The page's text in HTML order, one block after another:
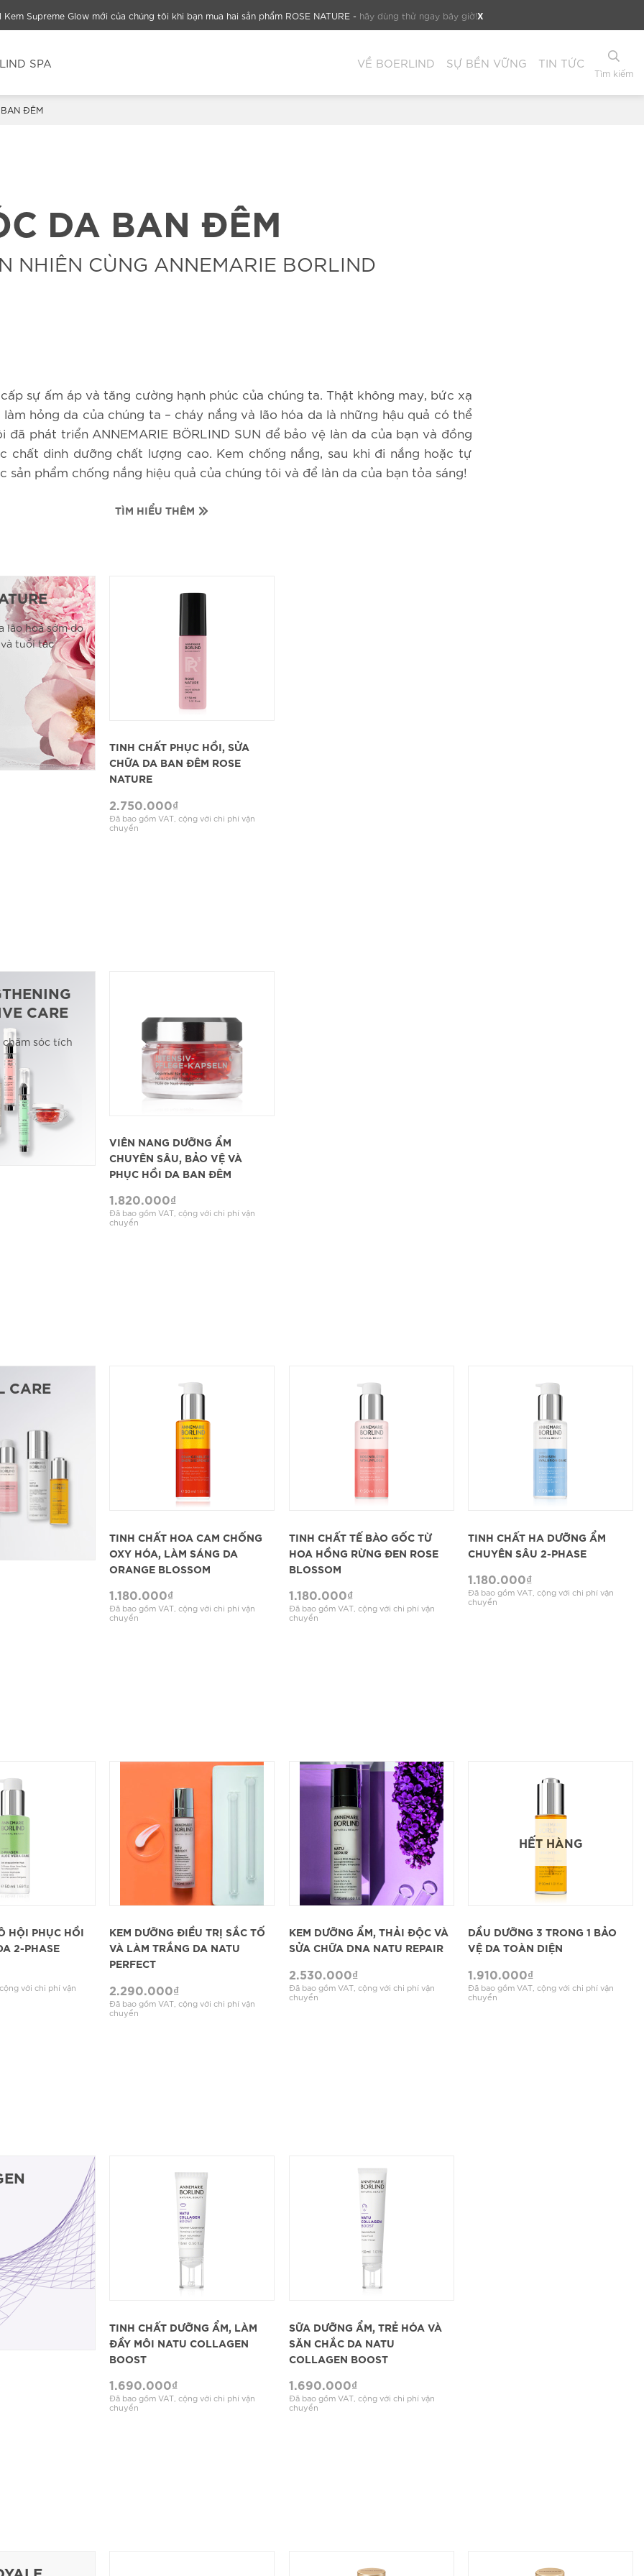
Supreme Glow mới của chúng tôi khi bạn mua hai sản phẩm ROSE NATURE - hãy dùng thử ngay bây giờ!X
SPA VỀ BOERLIND SỰ BỀN VỮNG TIN TỨC
Tìm kiếm
ĐÊM
DA BAN ĐÊM
NHIÊN CÙNG ANNEMARIE BORLIND
sự ấm áp và tăng cường hạnh phúc của chúng ta. Thật không may, bức xạ
hỏng da của chúng ta – cháy nắng và lão hóa da là những hậu quả có thể
đã phát triển ANNEMARIE BÖRLIND SUN để bảo vệ làn da của bạn và đồng
chất dinh dưỡng chất lượng cao. Kem chống nắng, sau khi đi nắng hoặc tự
sản phẩm chống nắng hiệu quả của chúng tôi và để làn da của bạn tỏa sáng!
TÌM HIỂU THÊM
lão hoá sớm do
tuổi tác
TINH CHẤT PHỤC HỒI, SỬA
CHỮA DA BAN ĐÊM ROSE
NATURE
2.750.000₫
Đã bao gồm VAT, cộng với chi phí vận
chuyển
CARE
sóc tích
XEM CHI TIẾT
VIÊN NANG DƯỠNG ẨM
CHUYÊN SÂU, BẢO VỆ VÀ
PHỤC HỒI DA BAN ĐÊM
1.820.000₫
Đã bao gồm VAT, cộng với chi phí vận
chuyển
CARE
TINH CHẤT HOA CAM CHỐNG
OXY HÓA, LÀM SÁNG DA
ORANGE BLOSSOM
1.180.000₫
Đã bao gồm VAT, cộng với chi phí vận
chuyển
TINH CHẤT TẾ BÀO GỐC TỪ
HOA HỒNG RỪNG ĐEN ROSE
BLOSSOM
1.180.000₫
Đã bao gồm VAT, cộng với chi phí vận
chuyển
TINH CHẤT HA DƯỠNG ẨM
CHUYÊN SÂU 2-PHASE
1.180.000₫
Đã bao gồm VAT, cộng với chi phí vận
chuyển
HỘI PHỤC HỒI
2-PHASE
với chi phí vận
KEM DƯỠNG ĐIỀU TRỊ SẮC TỐ
VÀ LÀM TRẮNG DA NATU
PERFECT
2.290.000₫
Đã bao gồm VAT, cộng với chi phí vận
chuyển
XEM CHI TIẾT
KEM DƯỠNG ẨM, THẢI ĐỘC VÀ
SỬA CHỮA DNA NATU REPAIR
2.530.000₫
Đã bao gồm VAT, cộng với chi phí vận
chuyển
HẾT HÀNG
DẦU DƯỠNG 3 TRONG 1 BẢO
VỆ DA TOÀN DIỆN
1.910.000₫
Đã bao gồm VAT, cộng với chi phí vận
chuyển
TINH CHẤT DƯỠNG ẨM, LÀM
ĐẦY MÔI NATU COLLAGEN
BOOST
1.690.000₫
Đã bao gồm VAT, cộng với chi phí vận
chuyển
SỮA DƯỠNG ẨM, TRẺ HÓA VÀ
SĂN CHẮC DA NATU
COLLAGEN BOOST
1.690.000₫
Đã bao gồm VAT, cộng với chi phí vận
chuyển